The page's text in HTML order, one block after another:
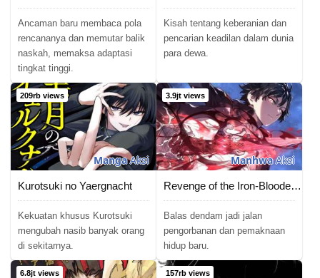
Chapter 129 08/03/2025
Chapter 128 27/02/2025
Chapter 127
Chapter 126 25/09/2024
Chapter 125 25/09/2024
Chapter 124 25/09/2024
Chapter 123 12/08/2024
Chapter 122 12/08/2024
Chapter 121 12/08/2024
Ancaman baru membaca pola
rencananya dan memutar balik
naskah, memaksa adaptasi
tingkat tinggi.
Kisah tentang keberanian dan
pencarian keadilan dalam dunia
para dewa.
209rb views
MangaAksi
Kurotsuki no Yaergnacht
Kekuatan khusus Kurotsuki
mengubah nasib banyak orang
di sekitarnya.
3.9jt views
ManhwaAksi
Revenge of the Iron-Blooded Sword Hound
Balas dendam jadi jalan
pengorbanan dan pemaknaan
hidup baru.
6.8jt views 157rb views